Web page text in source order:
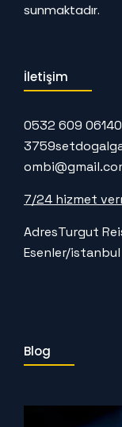
sunmaktadır.
İletişim
0532 609 0614
3759
7/24 hizmet
AdresTurgut
Esenler/istanbul
Blog